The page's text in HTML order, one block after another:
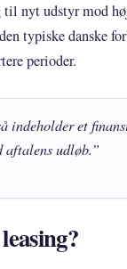
nyt udstyr mod
typiske danske
perioder.
indeholder et
aftalens udløb.”